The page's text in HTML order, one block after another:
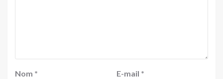
Nom * E-mail *